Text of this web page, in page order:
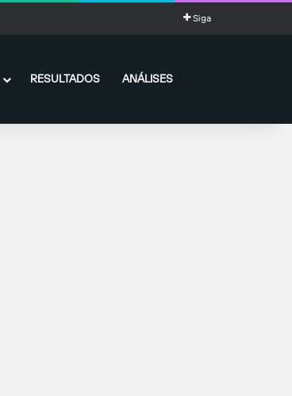
Siga
RESULTADOS ANÁLISES